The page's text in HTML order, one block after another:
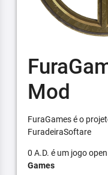
Mod
FuraGames é o
FuradeiraSoftare
0 A.D. é um jogo
Games